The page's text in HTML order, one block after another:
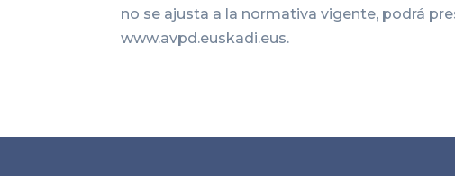
no se ajusta a la normativa vigente, podrá
www.avpd.euskadi.eus.